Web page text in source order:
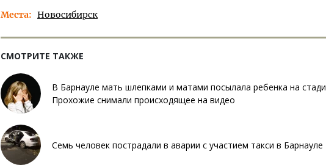
Места Новосибирск
СМОТРИТЕ ТАКЖЕ
В Барнауле мать шлепками и матами посылала ребенка на
Прохожие снимали происходящее на видео
Семь человек пострадали в аварии с участием такси в Барнауле